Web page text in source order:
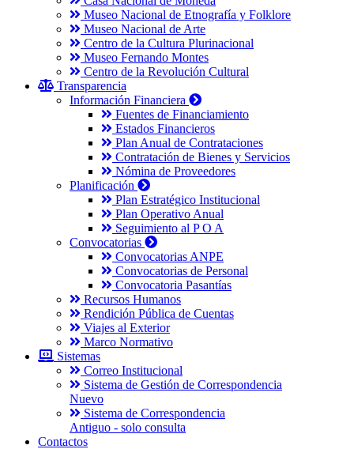
Museo Nacional de Etnografía y Folklore
Museo Nacional de Arte
Centro de la Cultura Plurinacional
Museo Fernando Montes
Centro de la Revolución Cultural
Transparencia
Información Financiera
Fuentes de Financiamiento
Estados Financieros
Plan Anual de Contrataciones
Contratación de Bienes y Servicios
Nómina de Proveedores
Planificación
Plan Estratégico Institucional
Plan Operativo Anual
Seguimiento al P O A
Convocatorias
Convocatorias ANPE
Convocatorias de Personal
Convocatoria Pasantías
Recursos Humanos
Rendición Pública de Cuentas
Viajes al Exterior
Marco Normativo
Sistemas
Correo Institucional
Sistema de Gestión de Correspondencia
Nuevo
Sistema de Correspondencia
Antiguo - solo consulta
Contactos